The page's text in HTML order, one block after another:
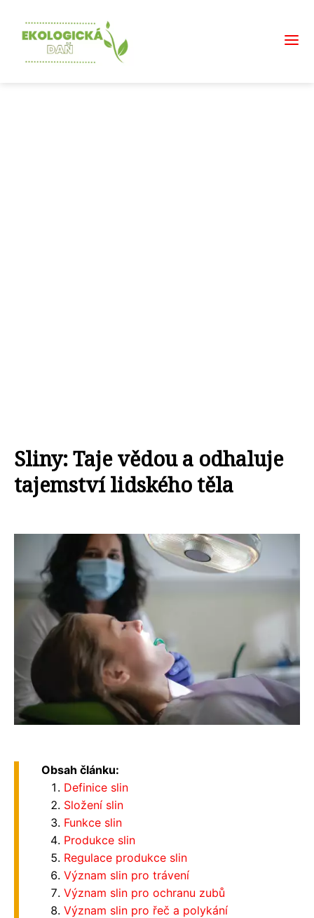
Sliny: Taje vědou a odhaluje
tajemství lidského těla
Obsah článku:
Definice slin
Složení slin
Funkce slin
Produkce slin
Regulace produkce slin
Význam slin pro trávení
Význam slin pro ochranu zubů
Význam slin pro řeč a polykání